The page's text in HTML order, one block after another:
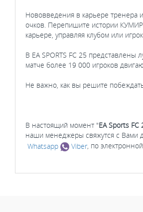
Нововведения в карьере тренера
очков. Перепишите истории
карьере, управляя клубом или
В EA SPORTS FC 25
матче более 19 000 игроков
Не важно, как вы решите
В настоящий момент "EA Sports
наши менеджеры свяжутся с Вами
Whatsapp
Viber, по